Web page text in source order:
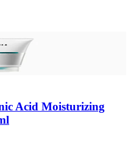
Acid Moisturizing